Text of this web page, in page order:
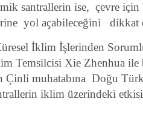
santrallerin ise, çevre
yol açabileceğini dikkat
İklim İşlerinden
Temsilcisi Xie Zhenhua ile
Çinli muhatabına Doğu
iklim üzerindeki